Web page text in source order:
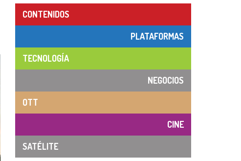
CONTENIDOS
PLATAFORMAS
TECNOLOGÍA
NEGOCIOS
OTT
CINE
SATÉLITE